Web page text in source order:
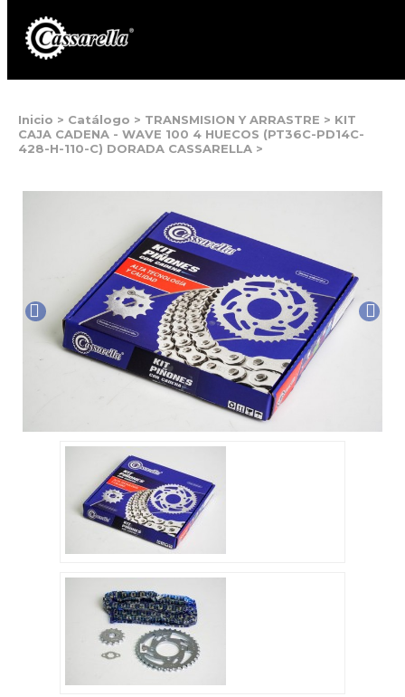
Inicio > Catálogo > TRANSMISION Y ARRASTRE > KIT
CAJA CADENA - WAVE 100 4 HUECOS (PT36C-PD14C-
428-H-110-C) DORADA CASSARELLA >